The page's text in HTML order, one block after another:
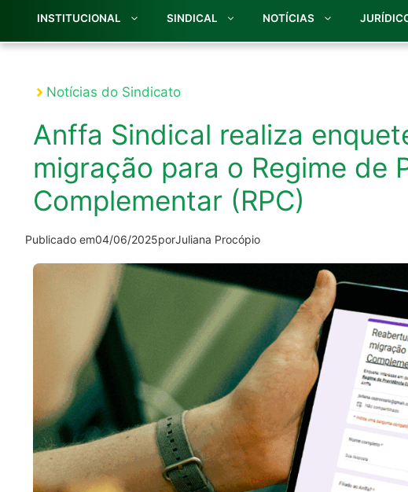
INSTITUCIONAL SINDICAL NOTÍCIAS
Notícias do Sindicato
Anffa Sindical realiza
migração para o Regime de
Complementar (RPC)
Publicado em04/06/2025porJuliana Procópio